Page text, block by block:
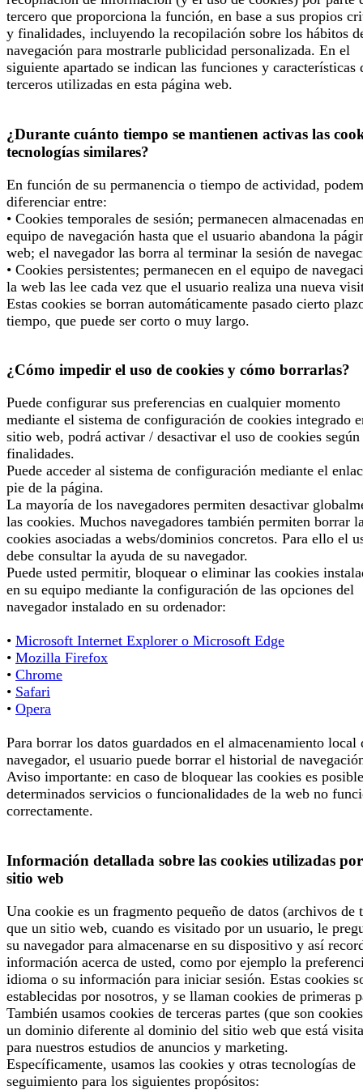
tercero que proporciona la función, en base a sus propios
y finalidades, incluyendo la recopilación sobre los hábitos
navegación para mostrarle publicidad personalizada. En el
siguiente apartado se indican las funciones y características
terceros utilizadas en esta página web.
¿Durante cuánto tiempo se mantienen activas las
tecnologías similares?
En función de su permanencia o tiempo de actividad,
diferenciar entre:
• Cookies temporales de sesión; permanecen almacenadas
equipo de navegación hasta que el usuario abandona la
web; el navegador las borra al terminar la sesión de
• Cookies persistentes; permanecen en el equipo de
la web las lee cada vez que el usuario realiza una nueva
Estas cookies se borran automáticamente pasado cierto
tiempo, que puede ser corto o muy largo.
¿Cómo impedir el uso de cookies y cómo borrarlas?
Puede configurar sus preferencias en cualquier momento
mediante el sistema de configuración de cookies integrado
sitio web, podrá activar / desactivar el uso de cookies según
finalidades.
Puede acceder al sistema de configuración mediante el
pie de la página.
La mayoría de los navegadores permiten desactivar
las cookies. Muchos navegadores también permiten borrar
cookies asociadas a webs/dominios concretos. Para ello el
debe consultar la ayuda de su navegador.
Puede usted permitir, bloquear o eliminar las cookies
en su equipo mediante la configuración de las opciones del
navegador instalado en su ordenador:
• Microsoft Internet Explorer o Microsoft Edge
• Mozilla Firefox
• Chrome
• Safari
• Opera
Para borrar los datos guardados en el almacenamiento local
navegador, el usuario puede borrar el historial de
Aviso importante: en caso de bloquear las cookies es
determinados servicios o funcionalidades de la web no
correctamente.
Información detallada sobre las cookies utilizadas por
sitio web
Una cookie es un fragmento pequeño de datos (archivos de
que un sitio web, cuando es visitado por un usuario, le
su navegador para almacenarse en su dispositivo y así
información acerca de usted, como por ejemplo la
idioma o su información para iniciar sesión. Estas cookies
establecidas por nosotros, y se llaman cookies de primeras
También usamos cookies de terceras partes (que son
un dominio diferente al dominio del sitio web que está
para nuestros estudios de anuncios y marketing.
Específicamente, usamos las cookies y otras tecnologías de
seguimiento para los siguientes propósitos: